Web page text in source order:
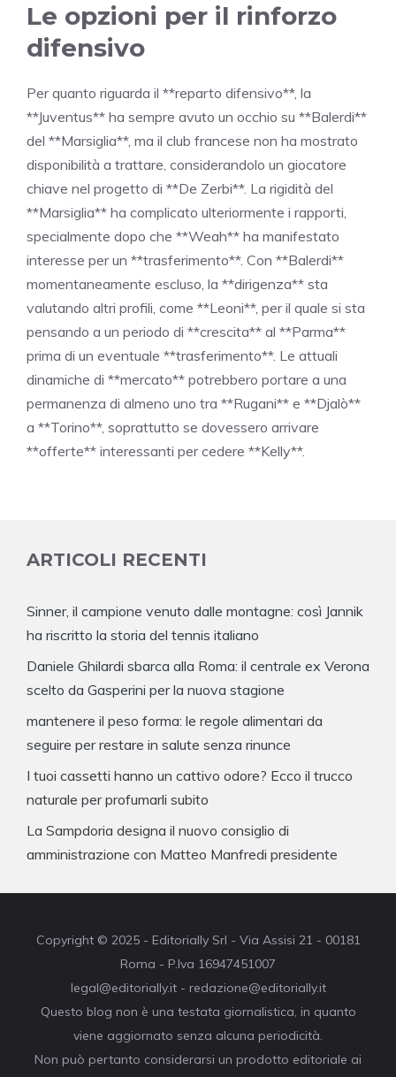
Le opzioni per il rinforzo
difensivo
Per quanto riguarda il **reparto difensivo**, la
**Juventus** ha sempre avuto un occhio su **Balerdi**
del **Marsiglia**, ma il club francese non ha mostrato
disponibilità a trattare, considerandolo un giocatore
chiave nel progetto di **De Zerbi**. La rigidità del
**Marsiglia** ha complicato ulteriormente i rapporti,
specialmente dopo che **Weah** ha manifestato
interesse per un **trasferimento**. Con **Balerdi**
momentaneamente escluso, la **dirigenza** sta
valutando altri profili, come **Leoni**, per il quale si sta
pensando a un periodo di **crescita** al **Parma**
prima di un eventuale **trasferimento**. Le attuali
dinamiche di **mercato** potrebbero portare a una
permanenza di almeno uno tra **Rugani** e **Djalò**
a **Torino**, soprattutto se dovessero arrivare
**offerte** interessanti per cedere **Kelly**.
ARTICOLI RECENTI
Sinner, il campione venuto dalle montagne: così Jannik
ha riscritto la storia del tennis italiano
Daniele Ghilardi sbarca alla Roma: il centrale ex Verona
scelto da Gasperini per la nuova stagione
mantenere il peso forma: le regole alimentari da
seguire per restare in salute senza rinunce
I tuoi cassetti hanno un cattivo odore? Ecco il trucco
naturale per profumarli subito
La Sampdoria designa il nuovo consiglio di
amministrazione con Matteo Manfredi presidente
Copyright © 2025 - Editorially Srl - Via Assisi 21 - 00181
Roma - P.Iva 16947451007
legal@editorially.it - redazione@editorially.it
Questo blog non è una testata giornalistica, in quanto
viene aggiornato senza alcuna periodicità.
Non può pertanto considerarsi un prodotto editoriale ai